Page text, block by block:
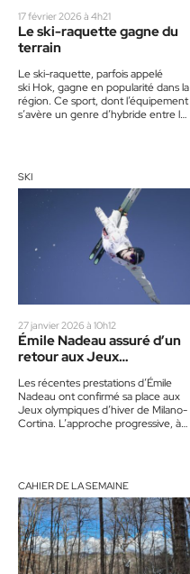
17 février 2026 à 4h21
Le ski-raquette gagne du
terrain
Le ski-raquette, parfois appelé
ski Hok, gagne en popularité dans la
région. Ce sport, dont l’équipement
s’avère un genre d’hybride entre le
SKI
27 janvier 2026 à 10h12
Émile Nadeau assuré d’un
retour aux Jeux
Les récentes prestations d’Émile
Nadeau ont confirmé sa place aux
Jeux olympiques d’hiver de Milano-
Cortina. L’approche progressive, à
CAHIER DE LA SEMAINE